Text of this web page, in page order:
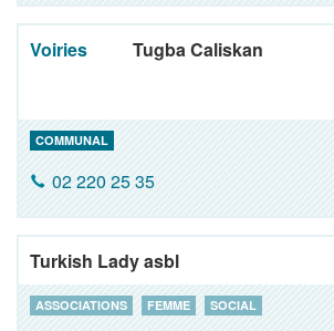
Voiries Tugba Caliskan
COMMUNAL
02 220 25 35
Turkish Lady asbl
ASSOCIATIONS FEMME SOCIAL